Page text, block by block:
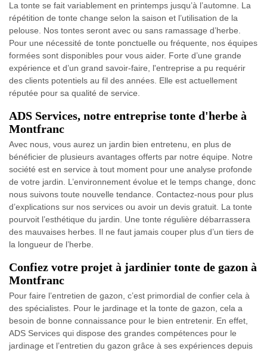
La tonte se fait variablement en printemps jusqu’à l’automne. La
répétition de tonte change selon la saison et l’utilisation de la
pelouse. Nos tontes seront avec ou sans ramassage d’herbe.
Pour une nécessité de tonte ponctuelle ou fréquente, nos équipes
formées sont disponibles pour vous aider. Forte d’une grande
expérience et d’un grand savoir-faire, l'entreprise a pu requérir
des clients potentiels au fil des années. Elle est actuellement
réputée pour sa qualité de service.
ADS Services, notre entreprise tonte d'herbe à
Montfranc
Avec nous, vous aurez un jardin bien entretenu, en plus de
bénéficier de plusieurs avantages offerts par notre équipe. Notre
société est en service à tout moment pour une analyse profonde
de votre jardin. L’environnement évolue et le temps change, donc
nous suivons toute nouvelle tendance. Contactez-nous pour plus
d’explications sur nos services ou avoir un devis gratuit. La tonte
pourvoit l’esthétique du jardin. Une tonte régulière débarrassera
des mauvaises herbes. Il ne faut jamais couper plus d’un tiers de
la longueur de l’herbe.
Confiez votre projet à jardinier tonte de gazon à
Montfranc
Pour faire l’entretien de gazon, c’est primordial de confier cela à
des spécialistes. Pour le jardinage et la tonte de gazon, cela a
besoin de bonne connaissance pour le bien entretenir. En effet,
ADS Services qui dispose des grandes compétences pour le
jardinage et l’entretien du gazon grâce à ses expériences depuis